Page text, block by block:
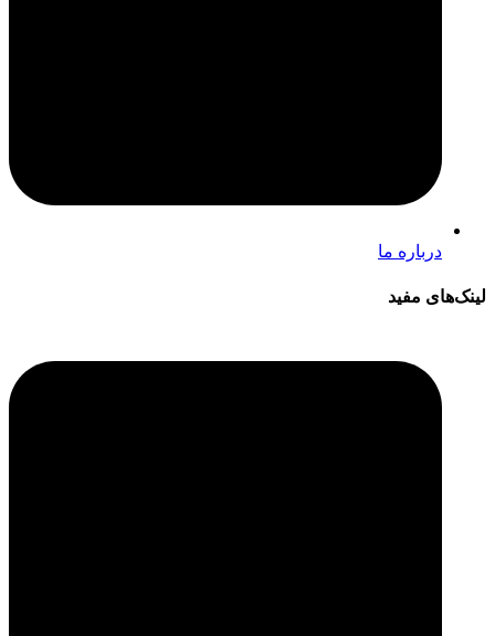
درباره ما
لینک‌های مفید